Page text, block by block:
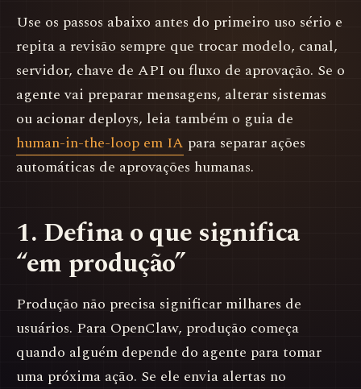
Use os passos abaixo antes do primeiro uso sério e
repita a revisão sempre que trocar modelo, canal,
servidor, chave de API ou fluxo de aprovação. Se o
agente vai preparar mensagens, alterar sistemas
ou acionar deploys, leia também o guia de
human-in-the-loop em IA para separar ações
automáticas de aprovações humanas.
1. Defina o que significa
“em produção”
Produção não precisa significar milhares de
usuários. Para OpenClaw, produção começa
quando alguém depende do agente para tomar
uma próxima ação. Se ele envia alertas no